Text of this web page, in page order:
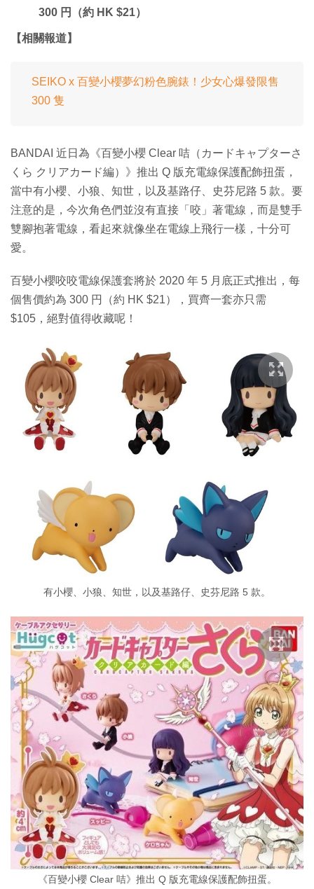
300 円（約 HK $21）
【相關報道】
SEIKO x 百變小櫻夢幻粉色腕錶！少女心爆發限售
300 隻
BANDAI 近日為《百變小櫻 Clear 咭（カードキャプターさ
くら クリアカード編）》推出 Q 版充電線保護配飾扭蛋，
當中有小櫻、小狼、知世，以及基路仔、史芬尼路 5 款。要
注意的是，今次角色們並沒有直接「咬」著電線，而是雙手
雙腳抱著電線，看起來就像坐在電線上飛行一樣，十分可
愛。
百變小櫻咬咬電線保護套將於 2020 年 5 月底正式推出，每
個售價約為 300 円（約 HK $21），買齊一套亦只需
$105，絕對值得收藏呢！
有小櫻、小狼、知世，以及基路仔、史芬尼路 5 款。
《百變小櫻 Clear 咭》推出 Q 版充電線保護配飾扭蛋。